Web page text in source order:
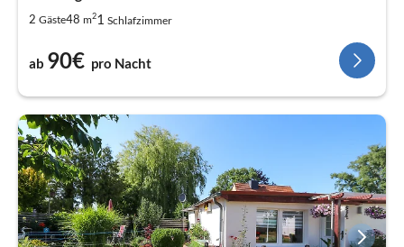
2 Gäste48 m21 Schlafzimmer
ab 90€ pro Nacht